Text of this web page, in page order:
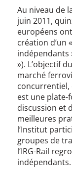
Au niveau de
juin 2011,
européens
création d’un
indépendants
»). L’objectif
marché
concurrentiel,
est une
discussion et
meilleures
l’Institut
groupes de
l’IRG-Rail
indépendants.